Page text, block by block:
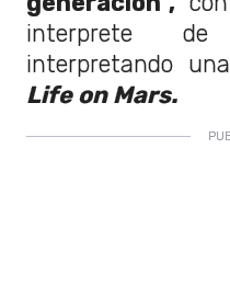
interprete
interpretando
Life on Mars.